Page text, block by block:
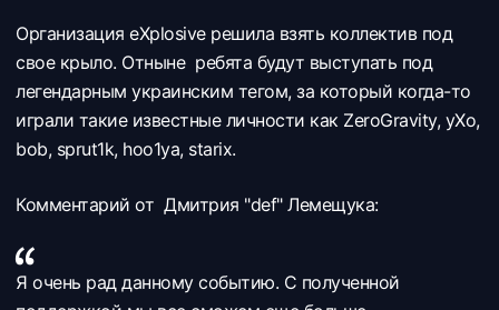
Организация eXplosive решила взять коллектив под
свое крыло. Отныне ребята будут выступать под
легендарным украинским тегом, за который когда-то
играли такие известные личности как ZeroGravity, yXo,
bob, sprut1k, hoo1ya, starix.
Комментарий от Дмитрия "def" Лемещука:
Я очень рад данному событию. С полученной